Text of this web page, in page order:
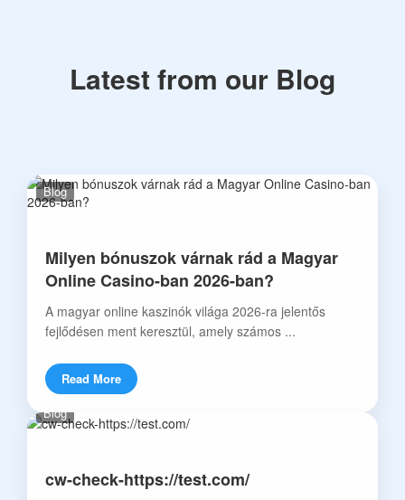
Latest from our Blog
Blog
Milyen bónuszok várnak rád a Magyar
Online Casino-ban 2026-ban?
A magyar online kaszinók világa 2026-ra jelentős
fejlődésen ment keresztül, amely számos ...
Read More
Blog
cw-check-https://test.com/